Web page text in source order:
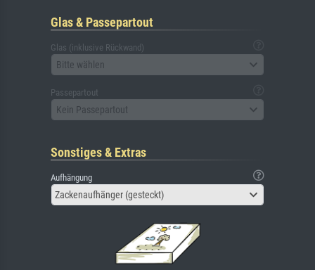
Glas & Passepartout
Glas (inklusive Rückwand)
Bitte wählen
Passepartout
Kein Passepartout
Sonstiges & Extras
Aufhängung
Zackenaufhänger (gesteckt)